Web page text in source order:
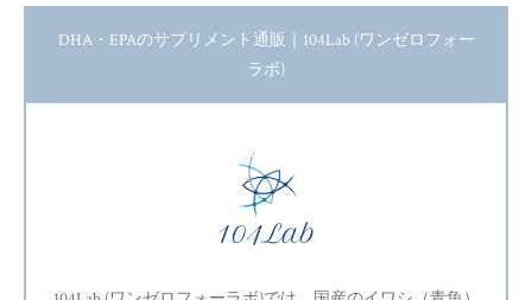
DHA・EPAのサプリメント通販｜104Lab (ワンゼロフォー
ラボ)